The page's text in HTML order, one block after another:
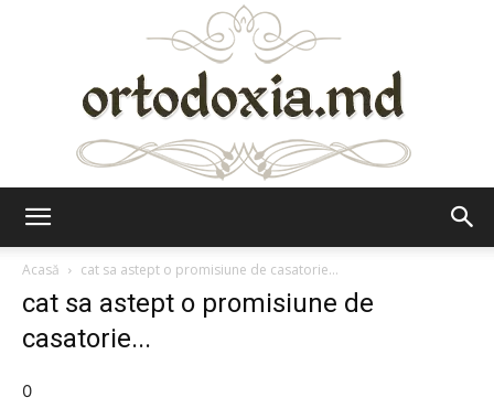
Acasă
cat sa astept o promisiune de casatorie...
cat sa astept o promisiune de
casatorie...
0